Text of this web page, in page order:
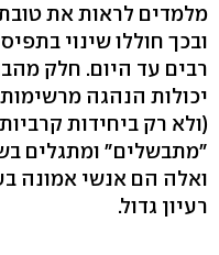
מלמדים לראות את
ובכך חוללו שינוי
רבים עד היום. חלק
יכולות הנהגה
(ולא רק ביחידות
"מתבשלים" ומתגלים
ואלה הם אנשי אמונה
רעיון גדול.